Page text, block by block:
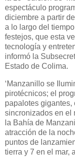
espectáculo
diciembre a partir
a lo largo del
festejos, que esta
tecnología y
informó la
Estado de Colima.
‘Manzanillo se
pirotécnicos; el
papalotes
sincronizados en el
la Bahía de
atracción de la
puntos de
tierra y 7 en el mar,